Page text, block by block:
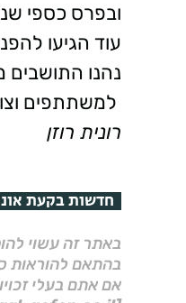
ובפרס כספי
עוד הגיעו
נהנו התושבים
למשתתפים
רונית רוזן
חדשות בקעת
באתר זה עשוי
בהתאם להוראות סעיף 27א לחוק זכויות יוצרים,
אם אתם בעלי